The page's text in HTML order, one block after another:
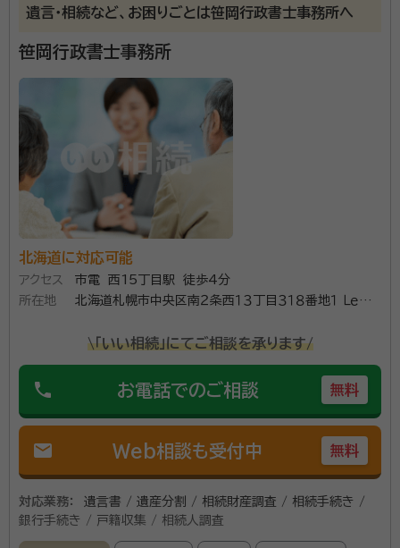
務、各種法人設立などさまざまです。 相続においては、
遺産分割協議書や相続関係図の作成などの基本的な業
ート対応が可能。 豊富な業務経験があるため、さまざま
なノウハウと知識で依頼者の未来を見据えたアドバイス
が期待できます。 「相続税をできるだけ抑えたい…」「複
雑な手続きを代行してもらいたい…」といった場合には
気軽にご相談ください。
資格等：行政書士
遺言・相続など、お困りごとは笹岡行政書士事務所へ
笹岡行政書士事務所
北海道に対応可能
アクセス
市電 西15丁目駅 徒歩4分
所在地
北海道札幌市中央区南２条西１３丁目３１８番地１ ＬｅＣｉｅ
\「いい相続」にてご相談を承ります/
phone お電話でのご相談 無料
mail Web相談も受付中 無料
対応業務：
遺言書 / 遺産分割 / 相続財産調査 / 相続手続き /
銀行手続き / 戸籍収集 / 相続人調査